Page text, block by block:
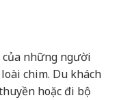
những người
chim. Du khách
hoặc đi bộ